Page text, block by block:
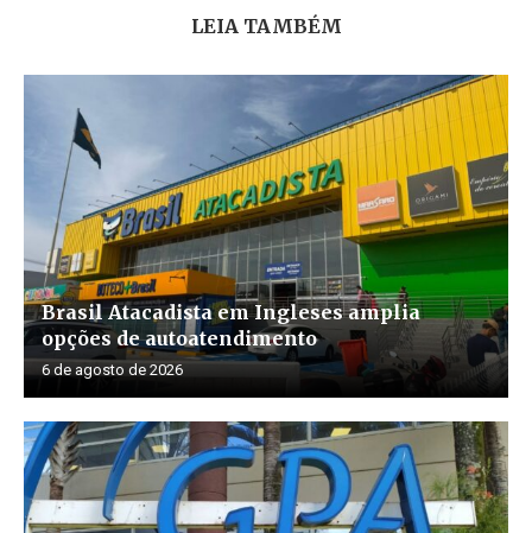
LEIA TAMBÉM
Brasil Atacadista em Ingleses amplia
opções de autoatendimento
6 de agosto de 2026